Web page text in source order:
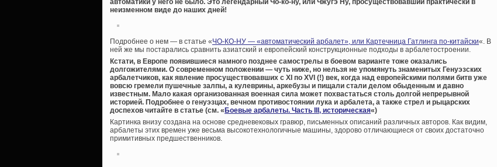
неизменном виде до наших дней!
Подробнее о нем — в статье «ЧО-КО-НУ — «автоматический арбалет», или Картечница Гатлинга по-китайски«. В
ней же мы постарались сравнить азиатский и европейский конструкционные подходы в арбалетостроении.
Кстати, в Европе появившиеся намного позднее самострелы в боевом варианте тоже оказались
долгожителями. О современном положении — чуть ниже, но нельзя не упомянуть знаменитых Генуэзских
арбалетчиков, как явление просуществовавших с XI по XVI (!) век, когда над европейскими полями битв уже
вовсю гремели пушечные залпы, а кулеврины, аркебузы и пищали стали делом обыденным и давно
известным. Мало какая организованная военная сила может похвастаться столь долгой непрерывной
историей. Подробнее о генуэзцах, вечном противостоянии лука и арбалета, а также стрел и рыцарских
доспехов читайте в статье (см. «Боевые арбалеты. Часть III, историческая«)
Картинка внизу создана на основе средневековых гравюр, письменных описаний различных авторов. Как видим,
арбалеты этих времен уже весьма высокотехнологичные машины, здорово отличающиеся от своих достаточно
примитивных предшественников.